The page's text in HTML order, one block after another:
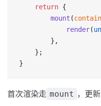
    return
{
        mount
(
            render
(
        },
    };
}
首次渲染走 mount ，更